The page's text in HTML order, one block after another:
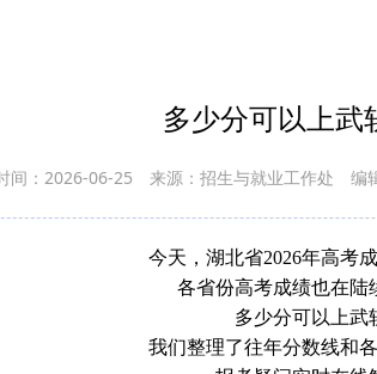
多少分可以上武
间：2026-06-25 来源：招生与就业工作处 编
今天，湖北省2026年高考
各省份高考成绩也在陆
多少分可以上武
我们整理了往年分数线和